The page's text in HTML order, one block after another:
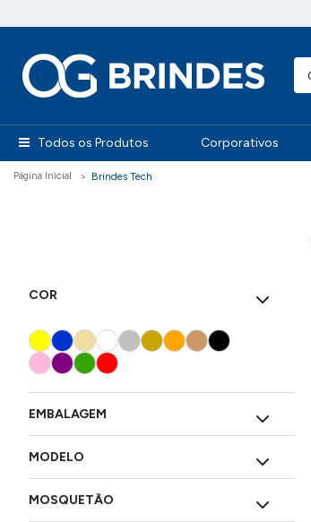
Todos os Produtos Corporativos
Brindes Tech
COR
EMBALAGEM
MODELO
MOSQUETÃO